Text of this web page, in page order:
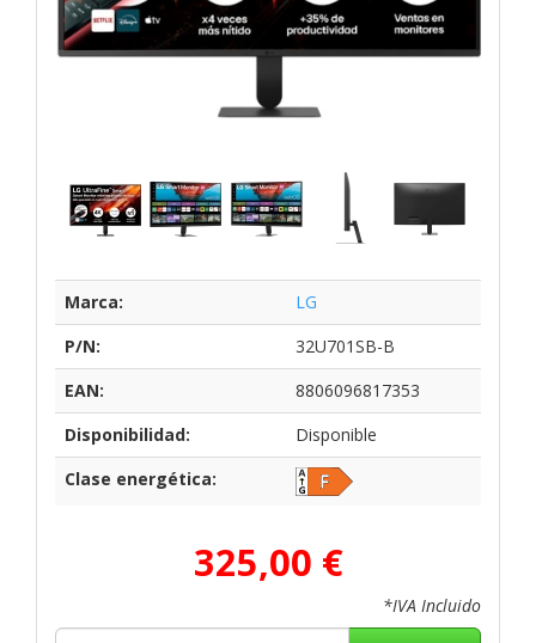
Marca:
LG
P/N:
32U701SB-B
EAN:
8806096817353
Disponibilidad:
Disponible
Clase energética:
325,00 €
*IVA Incluido